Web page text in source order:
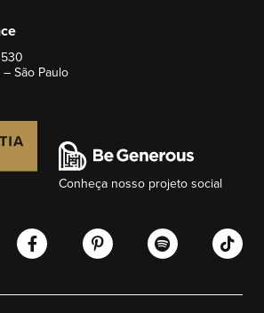
São Paulo
Conheça nosso projeto social